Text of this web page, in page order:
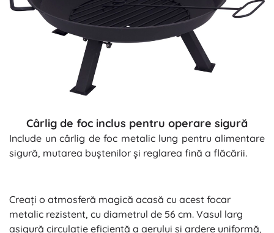
Cârlig de foc inclus pentru operare sigură
Include un cârlig de foc metalic lung pentru alimentare
sigură, mutarea buștenilor și reglarea fină a flăcării.
Creați o atmosferă magică acasă cu acest focar
metalic rezistent, cu diametrul de 56 cm. Vasul larg
asigură circulație eficientă a aerului și ardere uniformă,